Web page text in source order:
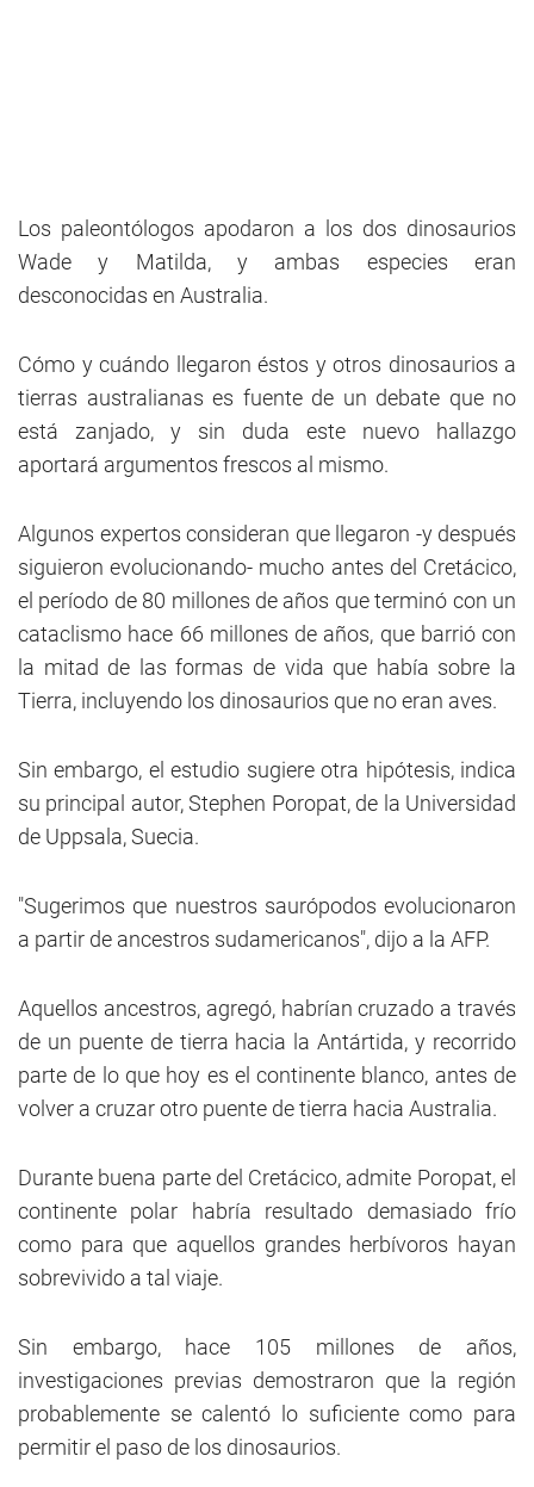
Los paleontólogos apodaron a los dos dinosaurios
Wade y Matilda, y ambas especies eran
desconocidas en Australia.
Cómo y cuándo llegaron éstos y otros dinosaurios a
tierras australianas es fuente de un debate que no
está zanjado, y sin duda este nuevo hallazgo
aportará argumentos frescos al mismo.
Algunos expertos consideran que llegaron -y después
siguieron evolucionando- mucho antes del Cretácico,
el período de 80 millones de años que terminó con un
cataclismo hace 66 millones de años, que barrió con
la mitad de las formas de vida que había sobre la
Tierra, incluyendo los dinosaurios que no eran aves.
Sin embargo, el estudio sugiere otra hipótesis, indica
su principal autor, Stephen Poropat, de la Universidad
de Uppsala, Suecia.
"Sugerimos que nuestros saurópodos evolucionaron
a partir de ancestros sudamericanos", dijo a la AFP.
Aquellos ancestros, agregó, habrían cruzado a través
de un puente de tierra hacia la Antártida, y recorrido
parte de lo que hoy es el continente blanco, antes de
volver a cruzar otro puente de tierra hacia Australia.
Durante buena parte del Cretácico, admite Poropat, el
continente polar habría resultado demasiado frío
como para que aquellos grandes herbívoros hayan
sobrevivido a tal viaje.
Sin embargo, hace 105 millones de años,
investigaciones previas demostraron que la región
probablemente se calentó lo suficiente como para
permitir el paso de los dinosaurios.